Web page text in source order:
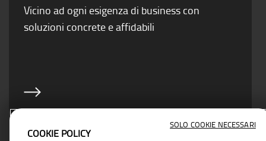
Vicino ad ogni esigenza di business con
soluzioni concrete e affidabili
COOKIE POLICY
SOLO COOKIE NECESSARI